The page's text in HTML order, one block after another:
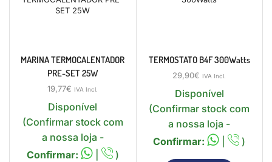
MARINA TERMOCALENTADOR
PRE-SET 25W
19,77€ IVA Incl.
Disponível
(Confirmar stock com
a nossa loja -
Confirmar:
| )
TERMOSTATO B4F 300Watts
29,90€ IVA Incl.
Disponível
(Confirmar stock com
a nossa loja -
Confirmar:
| )